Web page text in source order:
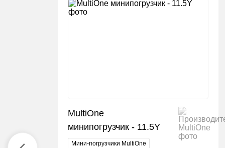
MultiOne
минипогрузчик - 11.5Y
Мини-погрузчики MultiOne